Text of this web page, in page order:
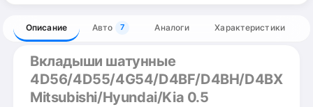
Описание Авто 7 Аналоги Характеристики
Вкладыши шатунные
4D56/4D55/4G54/D4BF/D4BH/D4BX
Mitsubishi/Hyundai/Kia 0.5